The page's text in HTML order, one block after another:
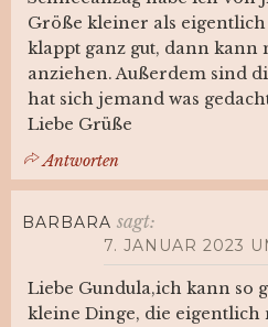
Größe kleiner als
klappt ganz gut, dann kann
anziehen. Außerdem sind
hat sich jemand was
Liebe Grüße
Antworten
BARBARA sagt:
7. JANUAR 2023
Liebe Gundula,ich kann so
kleine Dinge, die eigentlich